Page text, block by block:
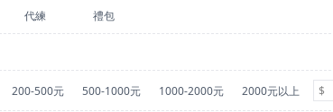
代練 禮包
200-500元 500-1000元 1000-2000元 2000元以上